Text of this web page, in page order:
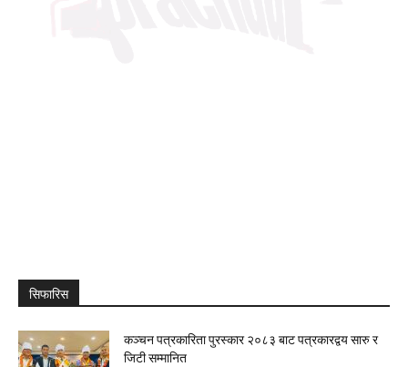
सिफारिस
कञ्चन पत्रकारिता पुरस्कार २०८३ बाट पत्रकारद्वय सारु र
जिटी सम्मानित